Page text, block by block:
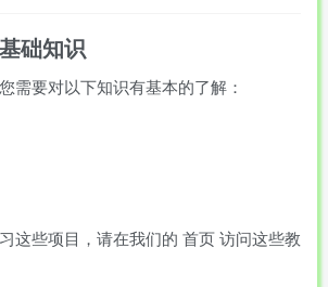
础知识
需要对以下知识有基本的了解：
这些项目，请在我们的 首页 访问这些教